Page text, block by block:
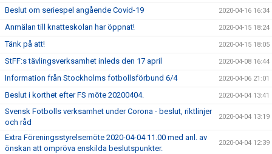
Beslut om seriespel angående Covid-19 2020-04-16 16:34
Anmälan till knatteskolan har öppnat! 2020-04-15 18:24
Tänk på att! 2020-04-15 18:05
StFF:s tävlingsverksamhet inleds den 17 april 2020-04-08 16:44
Information från Stockholms fotbollsförbund 6/4 2020-04-06 21:01
Beslut i korthet efter FS möte 20200404. 2020-04-04 13:41
Svensk Fotbolls verksamhet under Corona - beslut, riktlinjer
och råd
2020-04-04 13:19
Extra Föreningsstyrelsemöte 2020-04-04 11.00 med anl. av
önskan att ompröva enskilda beslutspunkter.
2020-04-04 12:39